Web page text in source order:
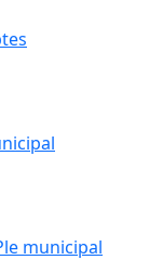
municipal